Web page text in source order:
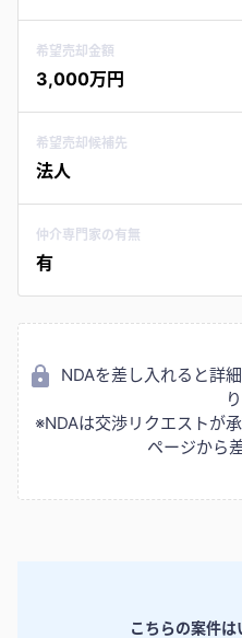
希望売却金額
3,000万円
希望売却候補先
法人
仲介専門家の有無
有
NDAを差し入れると詳
※NDAは交渉リクエストが
ページから
こちらの案件は